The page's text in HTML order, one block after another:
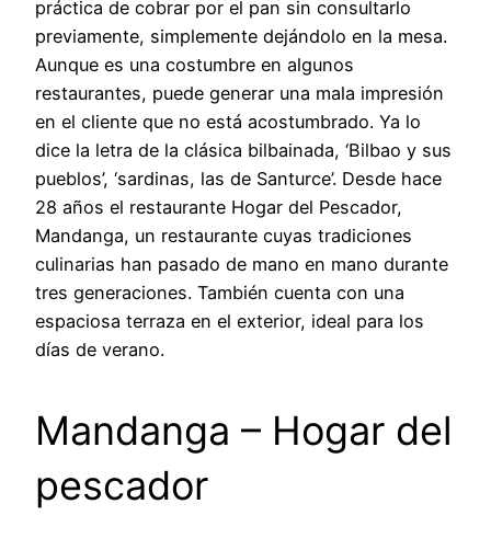
práctica de cobrar por el pan sin consultarlo
previamente, simplemente dejándolo en la mesa.
Aunque es una costumbre en algunos
restaurantes, puede generar una mala impresión
en el cliente que no está acostumbrado. Ya lo
dice la letra de la clásica bilbainada, ‘Bilbao y sus
pueblos’, ‘sardinas, las de Santurce’. Desde hace
28 años el restaurante Hogar del Pescador,
Mandanga, un restaurante cuyas tradiciones
culinarias han pasado de mano en mano durante
tres generaciones. También cuenta con una
espaciosa terraza en el exterior, ideal para los
días de verano.
Mandanga – Hogar del
pescador